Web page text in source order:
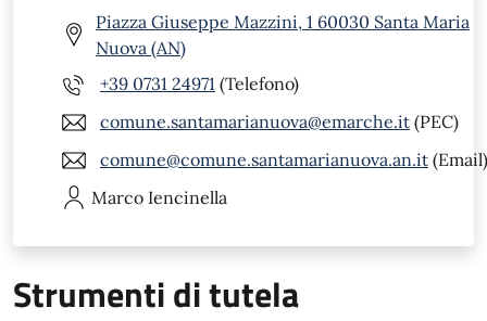
Piazza Giuseppe Mazzini, 1 60030 Santa Maria
Nuova (AN)
+39 0731 24971 (Telefono)
comune.santamarianuova@emarche.it (PEC)
comune@comune.santamarianuova.an.it (Email)
Marco Iencinella
Strumenti di tutela